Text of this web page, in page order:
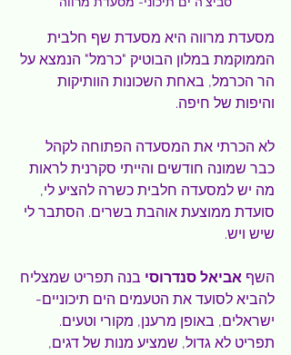
מסעדת מרווה היא מסעדת שף חלבית
הממוקמת במלון הבוטיק "כרמל" הנמצא על
הר הכרמל, באחת השכונות הוותיקות
והיפות של חיפה.
לא הכרתי את המסעדה הפתוחה לקהל
כבר שמונה חודשים והייתי סקרנית לראות
מה יש למסעדה חלבית כשרה להציע לי,
סועדת ממוצעת אוהבת בשרים. הסתבר לי
שיש ויש.
השף אביאל סנדרוסי בנה תפריט שמצליח
להביא לסועד את הטעמים הים תיכוניים-
ישראלים, באופן מרענן, מקורי וטעים.
תפריט לא גדול, שמציע מנות של דגים,